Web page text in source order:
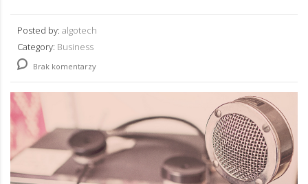
Posted by: algotech
Category: Business
Brak komentarzy